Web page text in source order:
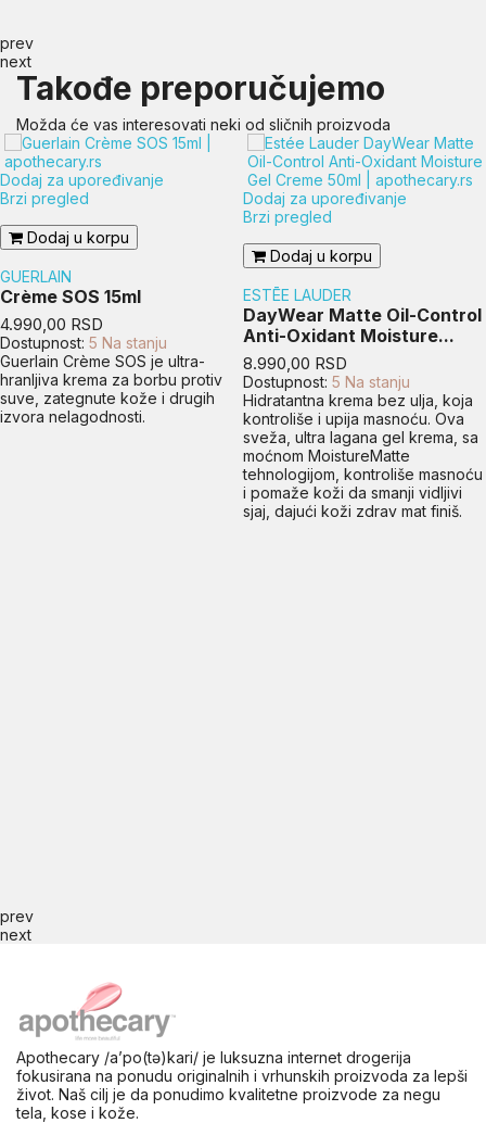
prev
next
Takođe preporučujemo
Možda će vas interesovati neki od sličnih proizvoda
Dodaj za upoređivanje
Brzi pregled
Dodaj u korpu
GUERLAIN
Crème SOS 15ml
Cena
4.990,00 RSD
Dostupnost: 5 Na stanju
Guerlain Crème SOS je ultra-
hranljiva krema za borbu protiv
suve, zategnute kože i drugih
izvora nelagodnosti.
Dodaj za upoređivanje
Brzi pregled
Dodaj u korpu
ESTĒE LAUDER
DayWear Matte Oil-Control
Anti-Oxidant Moisture...
Cena
8.990,00 RSD
Dostupnost: 5 Na stanju
Hidratantna krema bez ulja, koja
kontroliše i upija masnoću. Ova
sveža, ultra lagana gel krema, sa
moćnom MoistureMatte
tehnologijom, kontroliše masnoću
i pomaže koži da smanji vidljivi
sjaj, dajući koži zdrav mat finiš.
prev
next
Apothecary /a’po(tə)kari/ je luksuzna internet drogerija
fokusirana na ponudu originalnih i vrhunskih proizvoda za lepši
život. Naš cilj je da ponudimo kvalitetne proizvode za negu
tela, kose i kože.